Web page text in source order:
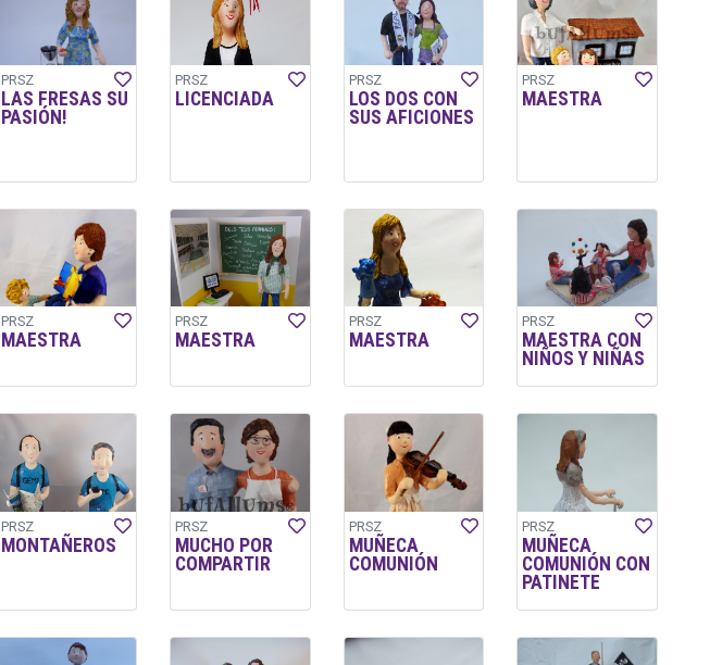
PRSZ
LAS FRESAS SU
PASIÓN!
PRSZ
LICENCIADA
PRSZ
LOS DOS CON
SUS AFICIONES
PRSZ
MAESTRA
PRSZ
MAESTRA
PRSZ
MAESTRA
PRSZ
MAESTRA
PRSZ
MAESTRA CON
NIÑOS Y NIÑAS
PRSZ
MONTAÑEROS
PRSZ
MUCHO POR
COMPARTIR
PRSZ
MUÑECA
COMUNIÓN
PRSZ
MUÑECA
COMUNIÓN CON
PATINETE